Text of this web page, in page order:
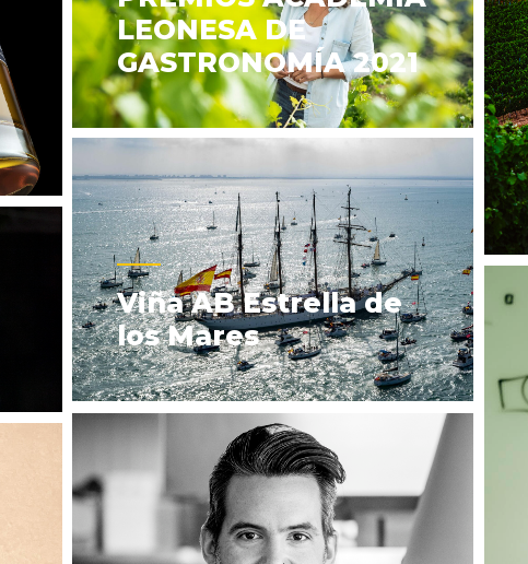
LEONESA DE
GASTRONOMÍA 2021
Viña AB Estrella de
los Mares